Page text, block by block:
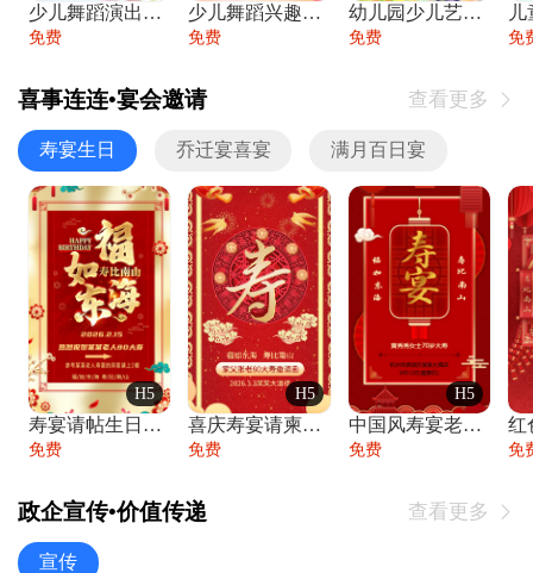
少儿舞蹈演出舞蹈比赛跳舞大赛文艺汇演活动
免费
少儿舞蹈兴趣班艺术培训学校招生宣传
免费
幼儿园少儿艺术展览绘画展摄影作品展美术展
免费 免
喜事连连•宴会邀请 查看更多 
寿宴生日 乔迁宴喜宴 满月百日宴
H5
寿宴请帖生日宴邀请函老人寿星生日快乐祝寿
免费
H5
喜庆寿宴请柬老人生日宴会邀请函请柬过大寿
免费
H5
中国风寿宴老人生日宴会邀请函寿宴请帖请柬
免费 免
政企宣传•价值传递 查看更多 
宣传